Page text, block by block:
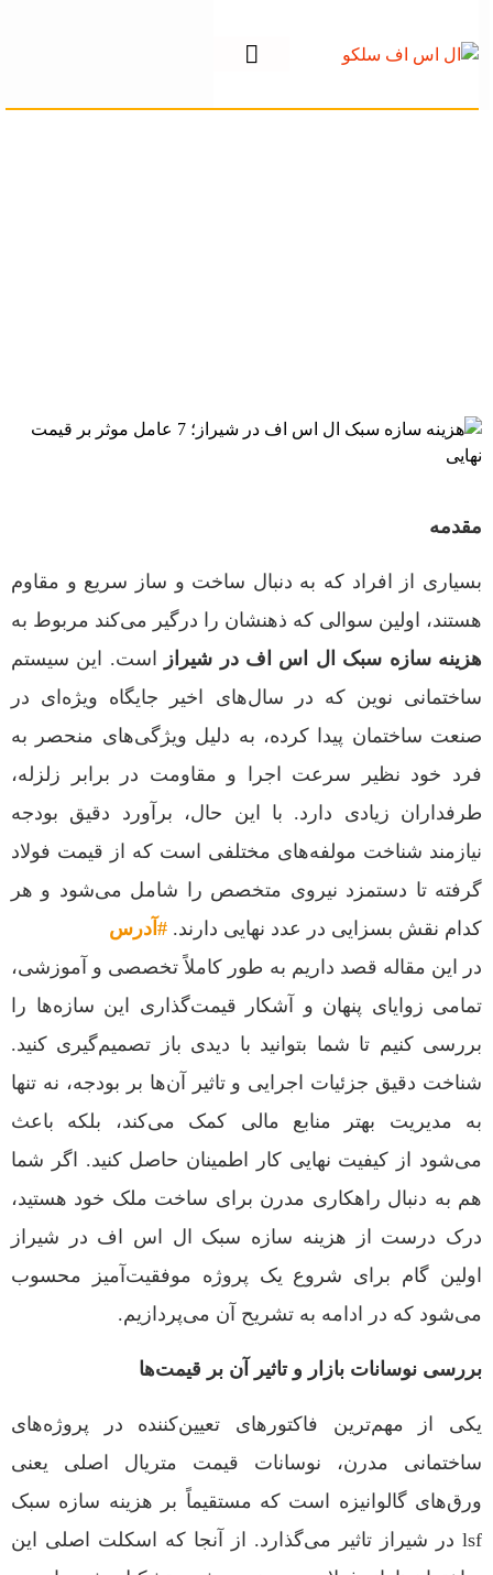
هزینه سازه سبک ال
اس اف در شیراز؛ 7
مقدمه
بسیاری از افراد که به دنبال ساخت و ساز سریع و مقاوم
هستند، اولین سوالی که ذهنشان را درگیر می‌کند مربوط به
هزینه سازه سبک ال اس اف در شیراز
است. این سیستم
ساختمانی نوین که در سال‌های اخیر جایگاه ویژه‌ای در
صنعت ساختمان پیدا کرده، به دلیل ویژگی‌های منحصر به
فرد خود نظیر سرعت اجرا و مقاومت در برابر زلزله،
طرفداران زیادی دارد. با این حال، برآورد دقیق بودجه
نیازمند شناخت مولفه‌های مختلفی است که از قیمت فولاد
گرفته تا دستمزد نیروی متخصص را شامل می‌شود و هر
کدام نقش بسزایی در عدد نهایی دارند. #آدرس
در این مقاله قصد داریم به طور کاملاً تخصصی و آموزشی،
تمامی زوایای پنهان و آشکار قیمت‌گذاری این سازه‌ها را
بررسی کنیم تا شما بتوانید با دیدی باز تصمیم‌گیری کنید.
شناخت دقیق جزئیات اجرایی و تاثیر آن‌ها بر بودجه، نه تنها
به مدیریت بهتر منابع مالی کمک می‌کند، بلکه باعث
می‌شود از کیفیت نهایی کار اطمینان حاصل کنید. اگر شما
هم به دنبال راهکاری مدرن برای ساخت ملک خود هستید،
درک درست از هزینه سازه سبک ال اس اف در شیراز
اولین گام برای شروع یک پروژه موفقیت‌آمیز محسوب
می‌شود که در ادامه به تشریح آن می‌پردازیم.
بررسی نوسانات بازار و تاثیر آن بر قیمت‌ها
یکی از مهم‌ترین فاکتورهای تعیین‌کننده در پروژه‌های
ساختمانی مدرن، نوسانات قیمت متریال اصلی یعنی
ورق‌های گالوانیزه است که مستقیماً بر هزینه سازه سبک
lsf در شیراز تاثیر می‌گذارد. از آنجا که اسکلت اصلی این